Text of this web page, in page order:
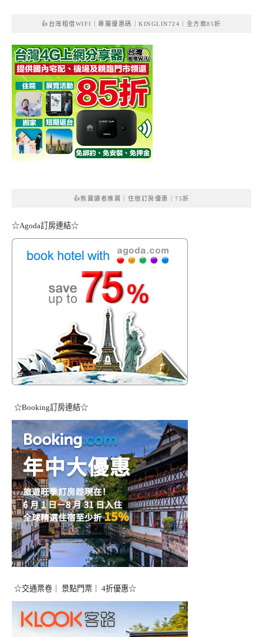
👍台灣租借WIFI｜專屬優惠碼｜KINGLIN724｜全方案85折
👍熊寶讀者推薦｜住宿訂房優惠｜75折
☆Agoda訂房連結☆
☆Booking訂房連結☆
☆交通票卷｜ 景點門票｜ 4折優惠☆